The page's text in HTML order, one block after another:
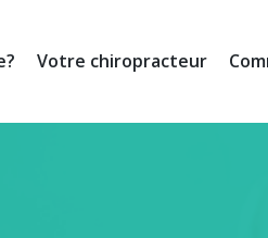
Votre chiropracteur